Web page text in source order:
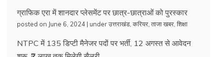
ग्राफिक एरा में शानदार प्लेसमेंट पर छात्र-छात्राओं को पुरस्कार
posted on June 6, 2024 | underउत्तराखंड करियर ताजा खबर शिक्षा
NTPC में 135 डिप्टी मैनेजर पदों पर भर्ती, 12 अगस्त से आवेदन